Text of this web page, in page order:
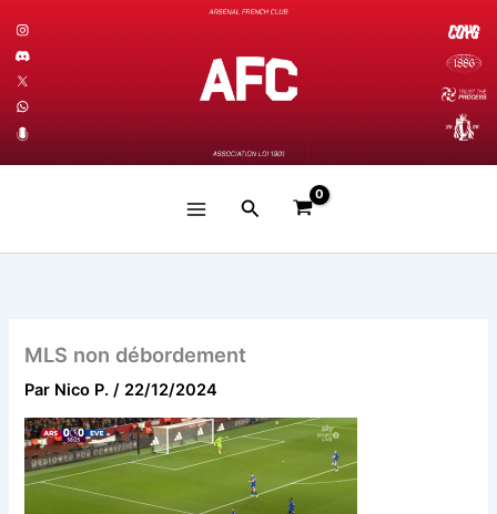
contenu
Rechercher
MLS non débordement
Par Nico P. / 22/12/2024